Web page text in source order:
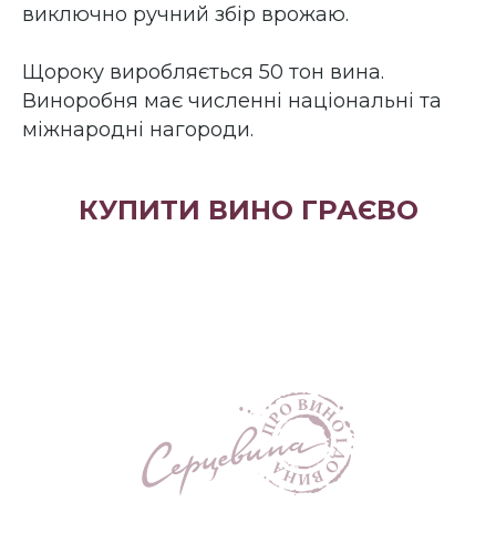
виключно ручний збір врожаю.
Щороку виробляється 50 тон вина.
Виноробня має численні національні та
міжнародні нагороди.
КУПИТИ ВИНО ГРАЄВО